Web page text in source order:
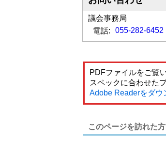
議会事務局
電話:
055-282-6452
PDFファイルをご覧
スペックに合わせた
Adobe Readerをダウ
このページを訪れた